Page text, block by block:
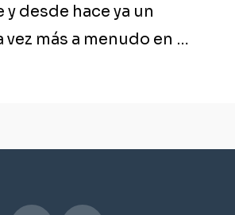
desde hace ya un
más a menudo en …